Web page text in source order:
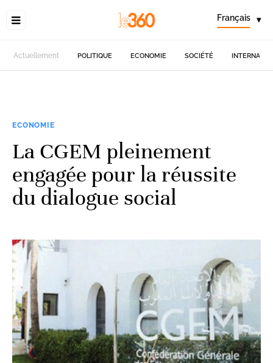
Français ▾
Actuellement POLITIQUE ECONOMIE SOCIÉTÉ
ECONOMIE
La CGEM pleinement
engagée pour la réussite
du dialogue social